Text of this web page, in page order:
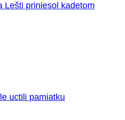
Lešti priniesol kadetom
uctili pamiatku